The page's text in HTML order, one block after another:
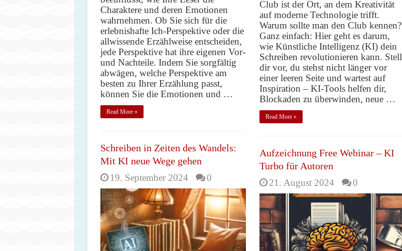
Charaktere und deren Emotionen
wahrnehmen. Ob Sie sich für die
erlebnishafte Ich-Perspektive oder die
allwissende Erzählweise entscheiden,
jede Perspektive hat ihre eigenen Vor-
und Nachteile. Indem Sie sorgfältig
abwägen, welche Perspektive am
besten zu Ihrer Erzählung passt,
können Sie die Emotionen und …
Read More »
Club ist der Ort, an dem Kreativität
auf moderne Technologie trifft.
Warum sollte man den Club kennen?
Ganz einfach: Hier geht es darum,
wie Künstliche Intelligenz (KI) dein
Schreiben revolutionieren kann. Stell
dir vor, du stehst nicht länger vor
einer leeren Seite und wartest auf
Inspiration – KI-Tools helfen dir,
Blockaden zu überwinden, neue …
Read More »
Schreiben in Zeiten des Wandels:
Mit KI neue Wege gehen
19. September 2024 0
Aufzeichnung Free Webinar – KI
Turbo für Autoren
21. August 2024 0